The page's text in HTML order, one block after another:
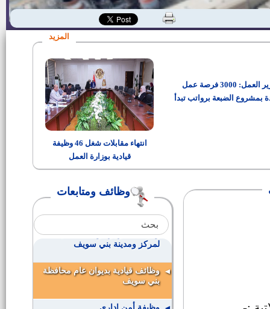
المزيد
وزير العمل: 3000 فرصة عمل
بمشروع الضبعة برواتب تبدأ
انتهاء مقابلات شغل 46 وظيفة
قيادية بوزارة العمل
وظائف ومتابعات
بديوان عام محافظة بني سويف)
تعيين عدد 65 قيادة محلية من
رؤساء المراكز المدن والأحياء
مدير عام الإدارة العامة للشئون
بني سويف
إعلان مصلحة الجمارك المصرية
رقم (1) لسنة 2018
وظيفة رئيس قرية بدائرة محافظة
بني سويف
وظيفة سكرتير الوحدة المحلية
لمركز ومدينة بني سويف
وظائف قيادية بديوان عام محافظة
بني سويف